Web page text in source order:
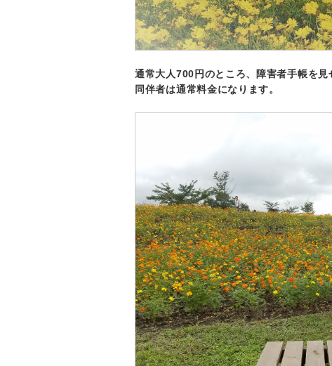
通常大人700円のところ、障害者手帳を見
同伴者は通常料金になります。